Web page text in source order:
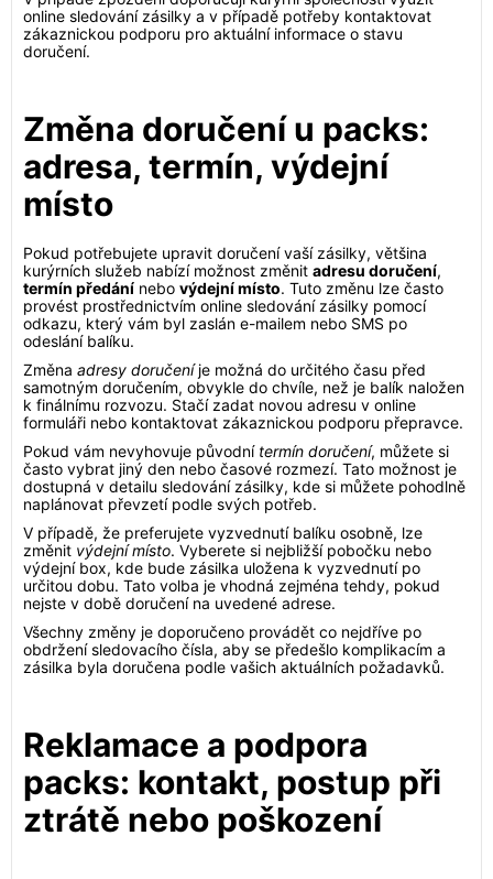
online sledování zásilky a v případě potřeby kontaktovat
zákaznickou podporu pro aktuální informace o stavu
doručení.
Změna doručení u packs:
adresa, termín, výdejní
místo
Pokud potřebujete upravit doručení vaší zásilky, většina
kurýrních služeb nabízí možnost změnit adresu doručení,
termín předání nebo výdejní místo. Tuto změnu lze často
provést prostřednictvím online sledování zásilky pomocí
odkazu, který vám byl zaslán e-mailem nebo SMS po
odeslání balíku.
Změna adresy doručeníje možná do určitého času před
samotným doručením, obvykle do chvíle, než je balík naložen
k finálnímu rozvozu. Stačí zadat novou adresu v online
formuláři nebo kontaktovat zákaznickou podporu přepravce.
Pokud vám nevyhovuje původní termín doručení, můžete si
často vybrat jiný den nebo časové rozmezí. Tato možnost je
dostupná v detailu sledování zásilky, kde si můžete pohodlně
naplánovat převzetí podle svých potřeb.
V případě, že preferujete vyzvednutí balíku osobně, lze
změnit výdejní místo. Vyberete si nejbližší pobočku nebo
výdejní box, kde bude zásilka uložena k vyzvednutí po
určitou dobu. Tato volba je vhodná zejména tehdy, pokud
nejste v době doručení na uvedené adrese.
Všechny změny je doporučeno provádět co nejdříve po
obdržení sledovacího čísla, aby se předešlo komplikacím a
zásilka byla doručena podle vašich aktuálních požadavků.
Reklamace a podpora
packs: kontakt, postup při
ztrátě nebo poškození